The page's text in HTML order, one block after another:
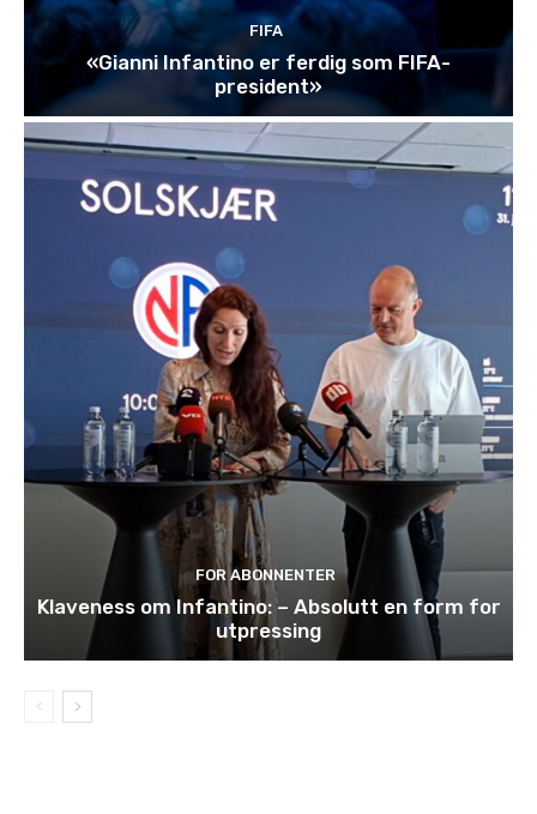
FIFA
«Gianni Infantino er ferdig som FIFA-
president»
FOR ABONNENTER
Klaveness om Infantino: – Absolutt en form for
utpressing